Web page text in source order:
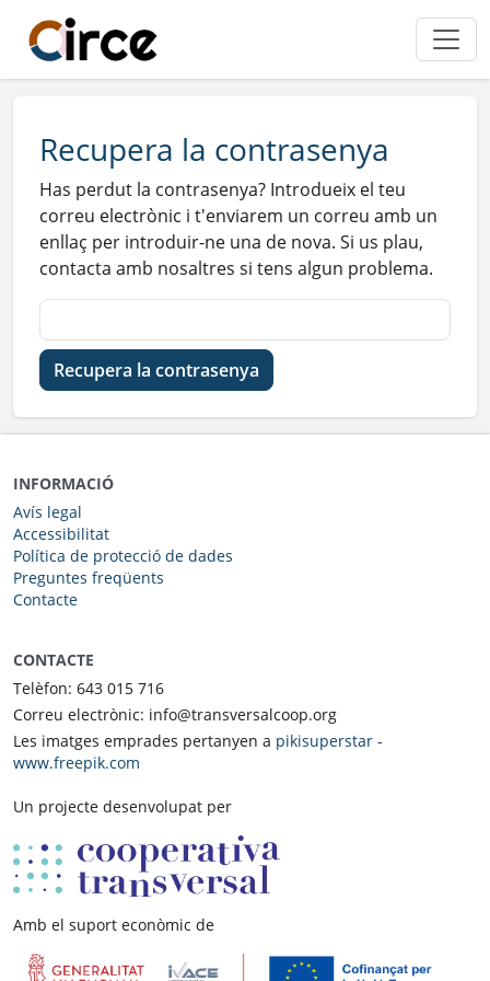
Recupera la contrasenya
Has perdut la contrasenya? Introdueix el teu
correu electrònic i t'enviarem un correu amb un
enllaç per introduir-ne una de nova. Si us plau,
contacta amb nosaltres si tens algun problema.
Recupera la contrasenya
INFORMACIÓ
Avís legal
Accessibilitat
Política de protecció de dades
Preguntes freqüents
Contacte
CONTACTE
Telèfon: 643 015 716
Correu electrònic: info@transversalcoop.org
Les imatges emprades pertanyen a pikisuperstar -
www.freepik.com
Un projecte desenvolupat per
Amb el suport econòmic de